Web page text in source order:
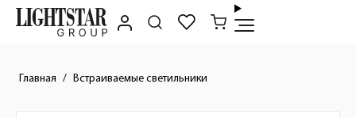
Главная Встраиваемые светильники